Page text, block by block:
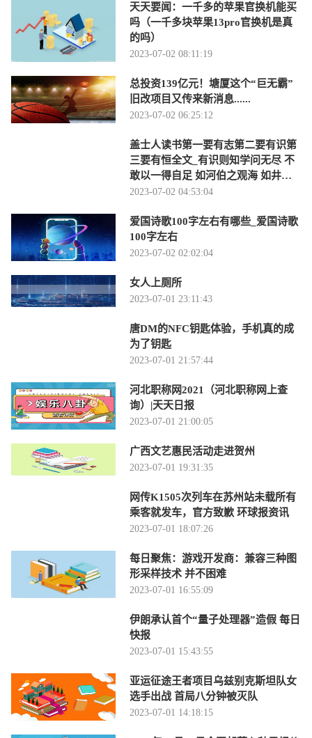
天天要闻：一千多的苹果官换机能买
吗（一千多块苹果13pro官换机是真
的吗）
2023-07-02 08:11:19
总投资139亿元！塘厦这个“巨无霸”
旧改项目又传来新消息......
2023-07-02 06:25:12
盖士人读书第一要有志第二要有识第
三要有恒全文_有识则知学问无尽 不
敢以一得自足 如河伯之观海 如井蛙
之窥天 皆-当前时讯
2023-07-02 04:53:04
爱国诗歌100字左右有哪些_爱国诗歌
100字左右
2023-07-02 02:02:04
女人上厕所
2023-07-01 23:11:43
唐DM的NFC钥匙体验，手机真的成
为了钥匙
2023-07-01 21:57:44
河北职称网2021（河北职称网上查
询）|天天日报
2023-07-01 21:00:05
广西文艺惠民活动走进贺州
2023-07-01 19:31:35
网传K1505次列车在苏州站未载所有
乘客就发车，官方致歉 环球报资讯
2023-07-01 18:07:26
每日聚焦：游戏开发商：兼容三种图
形采样技术 并不困难
2023-07-01 16:55:09
伊朗承认首个“量子处理器”造假 每日
快报
2023-07-01 15:43:55
亚运征途王者项目乌兹别克斯坦队女
选手出战 首局八分钟被灭队
2023-07-01 14:18:15